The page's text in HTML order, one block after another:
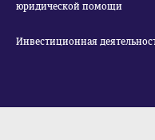
юридической помощи
Инвестиционная